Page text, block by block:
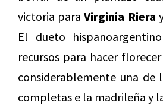
victoria paraVirginia Riera
El dueto
recursos para hacer
considerablemente una de
completas e la madrileña y